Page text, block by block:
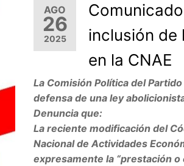
AGO
26
2025
inclusión de
en la CNAE
La Comisión Política del
defensa de una ley
Denuncia que:
La reciente modificación del
Nacional de Actividades
expresamente la “prestación